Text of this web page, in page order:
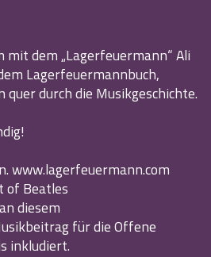
mit dem „Lagerfeuermann“ Ali
Lagerfeuermannbuch,
durch die Musikgeschichte.
www.lagerfeuermann.com
of Beatles
diesem
für die Offene
inkludiert.